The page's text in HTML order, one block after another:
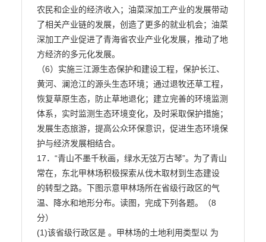
农民和企业的经济收入；油菜深加工产业的发展带动
了相关产业链的发展，创造了更多的就业机会；油菜
深加工产业促进了青海省农业产业化发展，推动了地
方经济的多元化发展。
（6）实施三江源生态保护和建设工程，保护长江、
黄河、澜沧江的源头生态环境；通过退牧还草工程，
恢复草原生态，防止草地退化；建立完善的环境监测
体系，实时监测生态环境变化，及时采取保护措施；
发展生态旅游，提高公众环保意识，促进生态环境保
护与经济发展相结合。
17．“青山不墨千秋画，绿水无弦万古琴”。为了青山
常在，东北甲林场积极探索从伐木取材到生态建设
的转型之路。下图示意甲林场所在省级行政区的气
温、降水和地形分布。读图，完成下列各题。（8
分）
(1)该省级行政区是 。甲林场的土地利用类型以 为